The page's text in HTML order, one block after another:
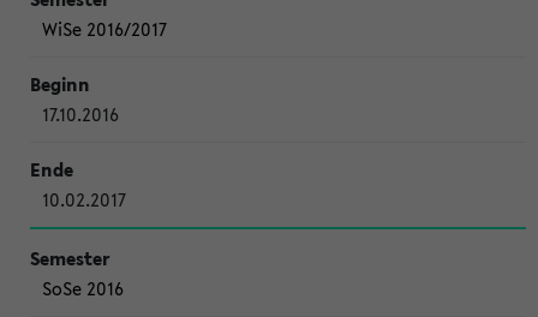
WiSe 2016/2017
17.10.2016
10.02.2017
SoSe 2016